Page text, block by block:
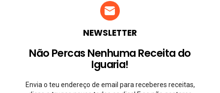
NEWSLETTER
Não Percas Nenhuma Receita do
Iguaria!
Envia o teu endereço de email para receberes receitas,